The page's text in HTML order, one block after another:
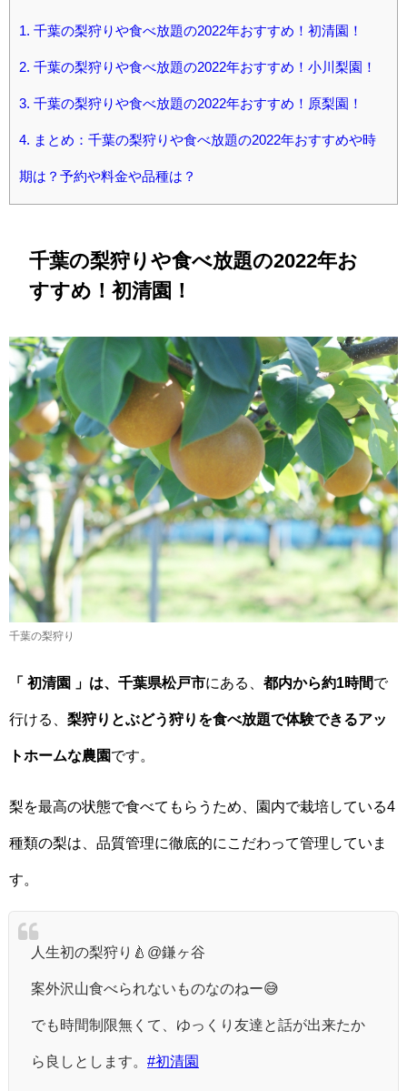
1. 千葉の梨狩りや食べ放題の2022年おすすめ！初清園！
2. 千葉の梨狩りや食べ放題の2022年おすすめ！小川梨園！
3. 千葉の梨狩りや食べ放題の2022年おすすめ！原梨園！
4. まとめ：千葉の梨狩りや食べ放題の2022年おすすめや時
期は？予約や料金や品種は？
千葉の梨狩りや食べ放題の2022年お
すすめ！初清園 ！
千葉の梨狩り
「 初清園 」は、千葉県松戸市にある、 都内から約1時間で
行ける、 梨狩りとぶどう狩りを食べ放題で体験できるアッ
トホームな農園です。
梨を最高の状態で食べてもらうため、園内で栽培している4
種類の梨は、品質管理に徹底的にこだわって管理していま
す。
人生初の梨狩り🍐@鎌ヶ谷
案外沢山食べられないものなのねー😅
でも時間制限無くて、ゆっくり友達と話が出来たか
ら良しとします。 #初清園